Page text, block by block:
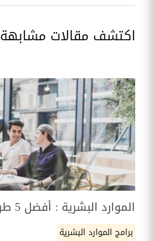
اكتشف مقالات مشابهة
الموارد البشرية : أفضل 5 طرق للحفاظ عليها
برامج الموارد البشرية